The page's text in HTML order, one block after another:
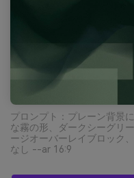
プロンプト：プレーン背景
な霧の形、ダークシーグリ
ージオーバーレイブロック
なし --ar 16:9